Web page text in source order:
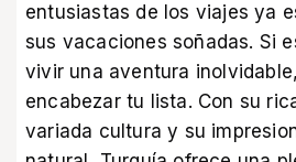
entusiastas de los viajes ya
sus vacaciones soñadas. Si
vivir una aventura
encabezar tu lista. Con su
variada cultura y su